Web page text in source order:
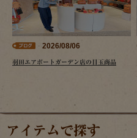
2026/08/06
羽田エアポートガーデン店の目玉商品
アイテムで探す